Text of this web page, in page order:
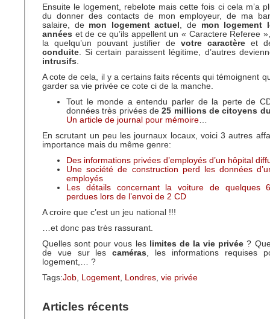
Ensuite le logement, rebelote mais cette fois ci cela m’a
du donner des contacts de mon employeur, de ma
salaire, de mon logement actuel , de mon logement
années et de ce qu’ils appellent un « Caractere Referee
la quelqu’un pouvant justifier de votre caractère et
conduite. Si certain paraissent légitime, d’autres
intrusifs.
A cote de cela, il y a certains faits récents qui témoignent
garder sa vie privée ce cote ci de la manche.
Tout le monde a entendu parler de la perte de
données très privées de25 millions de citoyens
Un article de journal pour mémoire…
En scrutant un peu les journaux locaux, voici 3 autres
importance mais du même genre:
Des informations privées d’employés d’un hôpital
Une société de construction perd les données
employés
Les détails concernant la voiture de quelques
perdues lors de l’envoi de 2 CD
A croire que c’est un jeu national !!!
…et donc pas très rassurant.
Quelles sont pour vous les
limites de la vie privée ?
de vue sur lescaméras, les informations requises
logement,… ?
Tags:Job, Logement, Londres, vie privée
Articles récents